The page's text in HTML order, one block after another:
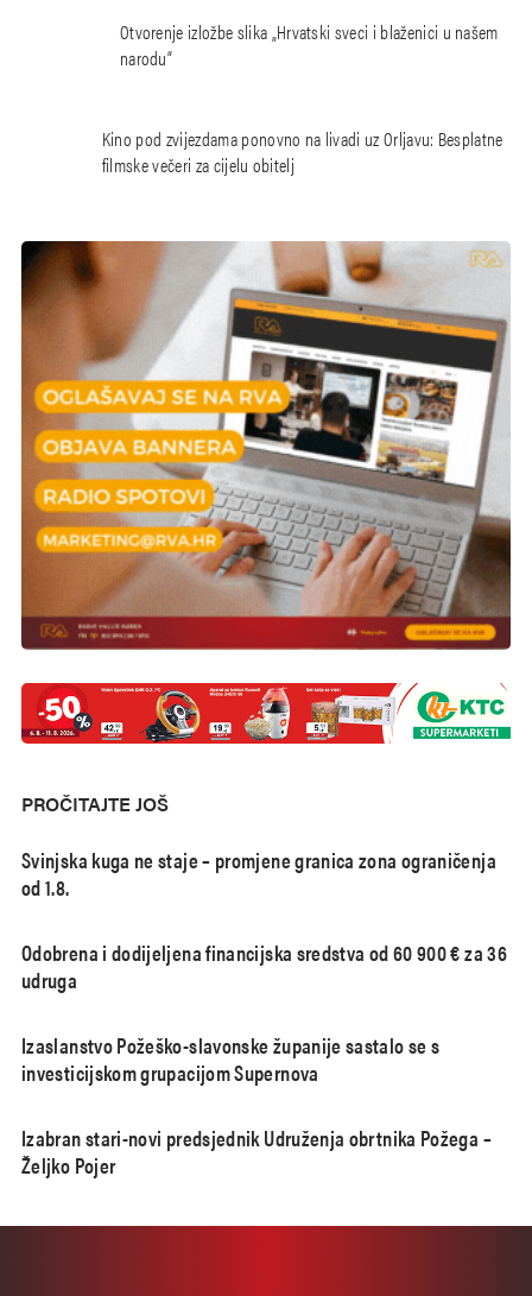
Otvorenje izložbe slika „Hrvatski sveci i blaženici u našem
narodu“
Kino pod zvijezdama ponovno na livadi uz Orljavu: Besplatne
filmske večeri za cijelu obitelj
PROČITAJTE JOŠ
Svinjska kuga ne staje – promjene granica zona ograničenja
od 1.8.
Odobrena i dodijeljena financijska sredstva od 60 900 € za 36
udruga
Izaslanstvo Požeško-slavonske županije sastalo se s
investicijskom grupacijom Supernova
Izabran stari-novi predsjednik Udruženja obrtnika Požega –
Željko Pojer